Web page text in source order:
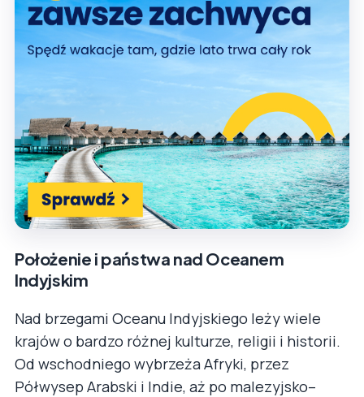
Położenie i państwa nad Oceanem
Indyjskim
Nad brzegami Oceanu Indyjskiego leży wiele
krajów o bardzo różnej kulturze, religii i historii.
Od wschodniego wybrzeża Afryki, przez
Półwysep Arabski i Indie, aż po malezyjsko–